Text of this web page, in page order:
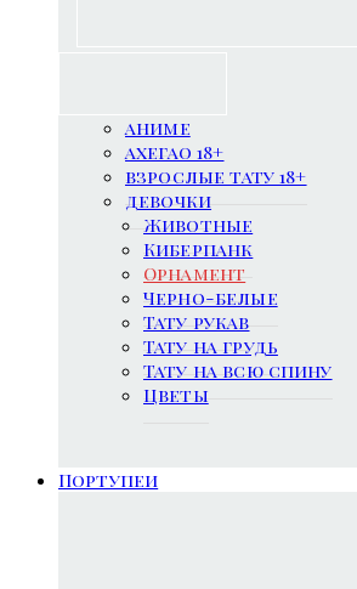
аниме
ахегао 18+
взрослые тату 18+
девочки
Животные
Киберпанк
Орнамент
Черно-белые
Тату рукав
Тату на грудь
Тату на всю спину
Цветы
Портупеи